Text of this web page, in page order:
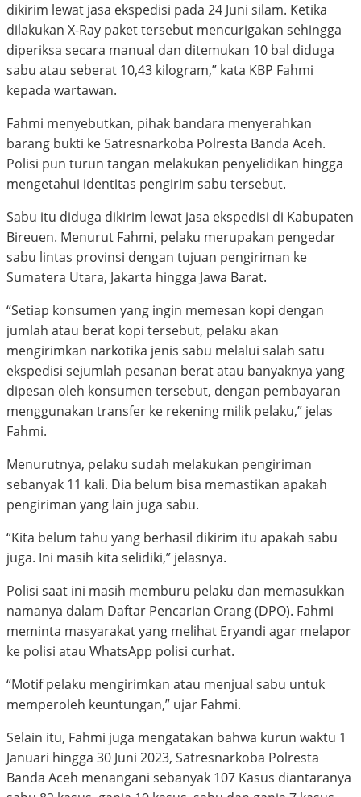
dikirim lewat jasa ekspedisi pada 24 Juni silam. Ketika
dilakukan X-Ray paket tersebut mencurigakan sehingga
diperiksa secara manual dan ditemukan 10 bal diduga
sabu atau seberat 10,43 kilogram,” kata KBP Fahmi
kepada wartawan.
Fahmi menyebutkan, pihak bandara menyerahkan
barang bukti ke Satresnarkoba Polresta Banda Aceh.
Polisi pun turun tangan melakukan penyelidikan hingga
mengetahui identitas pengirim sabu tersebut.
Sabu itu diduga dikirim lewat jasa ekspedisi di Kabupaten
Bireuen. Menurut Fahmi, pelaku merupakan pengedar
sabu lintas provinsi dengan tujuan pengiriman ke
Sumatera Utara, Jakarta hingga Jawa Barat.
“Setiap konsumen yang ingin memesan kopi dengan
jumlah atau berat kopi tersebut, pelaku akan
mengirimkan narkotika jenis sabu melalui salah satu
ekspedisi sejumlah pesanan berat atau banyaknya yang
dipesan oleh konsumen tersebut, dengan pembayaran
menggunakan transfer ke rekening milik pelaku,” jelas
Fahmi.
Menurutnya, pelaku sudah melakukan pengiriman
sebanyak 11 kali. Dia belum bisa memastikan apakah
pengiriman yang lain juga sabu.
“Kita belum tahu yang berhasil dikirim itu apakah sabu
juga. Ini masih kita selidiki,” jelasnya.
Polisi saat ini masih memburu pelaku dan memasukkan
namanya dalam Daftar Pencarian Orang (DPO). Fahmi
meminta masyarakat yang melihat Eryandi agar melapor
ke polisi atau WhatsApp polisi curhat.
“Motif pelaku mengirimkan atau menjual sabu untuk
memperoleh keuntungan,” ujar Fahmi.
Selain itu, Fahmi juga mengatakan bahwa kurun waktu 1
Januari hingga 30 Juni 2023, Satresnarkoba Polresta
Banda Aceh menangani sebanyak 107 Kasus diantaranya